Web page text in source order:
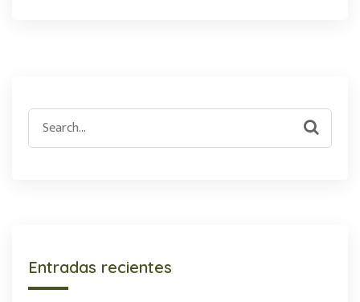
Search
for:
Entradas recientes